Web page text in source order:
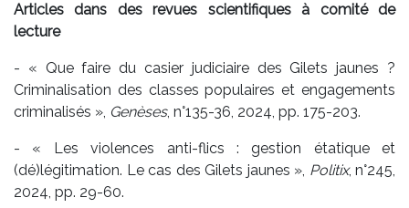
Articles dans des revues scientifiques à comité de
lecture
- « Que faire du casier judiciaire des Gilets jaunes ?
Criminalisation des classes populaires et engagements
criminalisés », Genèses, n°135-36, 2024, pp. 175-203.
- « Les violences anti-flics : gestion étatique et
(dé)légitimation. Le cas des Gilets jaunes », Politix, n°245,
2024, pp. 29-60.